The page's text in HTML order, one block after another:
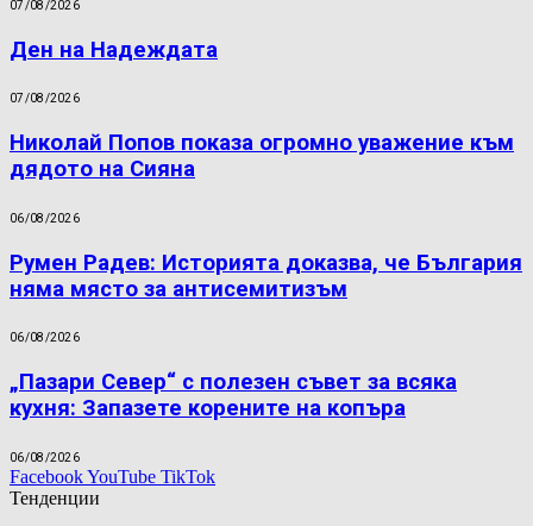
07/08/2026
Ден на Надеждата
07/08/2026
Николай Попов показа огромно уважение към
дядото на Сияна
06/08/2026
Румен Радев: Историята доказва, че България
няма място за антисемитизъм
06/08/2026
„Пазари Север“ с полезен съвет за всяка
кухня: Запазете корените на копъра
06/08/2026
FacebookYouTube TikTok
Тенденции